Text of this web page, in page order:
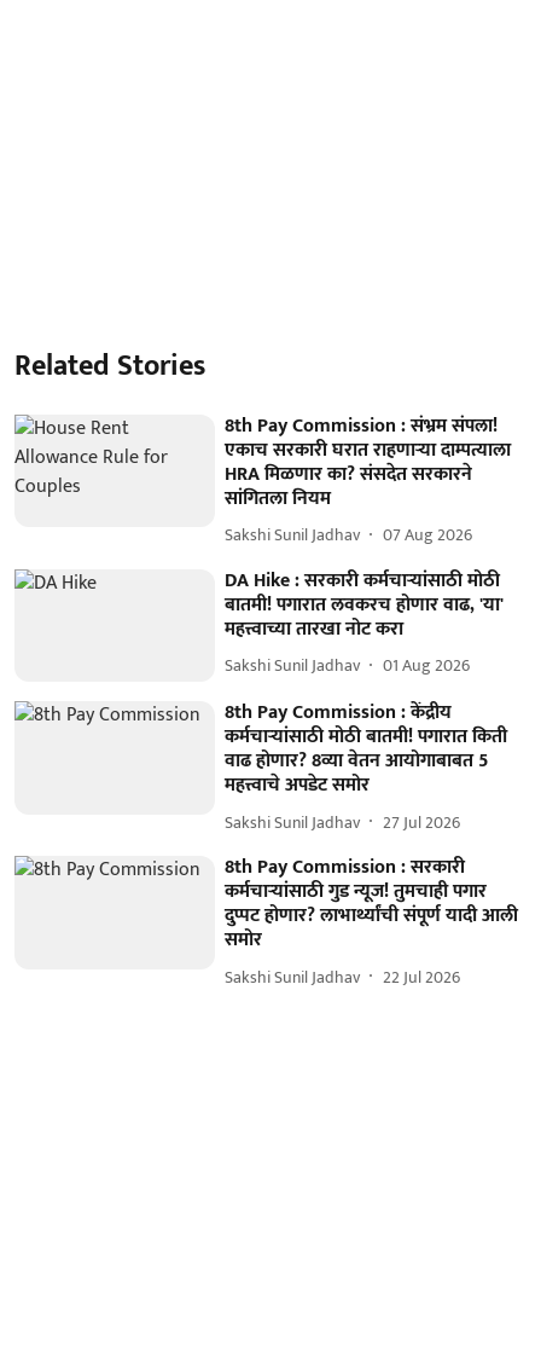
Related Stories
8th Pay Commission : संभ्रम संपला!
एकाच सरकारी घरात राहणाऱ्या दाम्पत्याला
HRA मिळणार का? संसदेत सरकारने
सांगितला नियम
Sakshi Sunil Jadhav 07 Aug 2026
DA Hike : सरकारी कर्मचाऱ्यांसाठी मोठी
बातमी! पगारात लवकरच होणार वाढ, 'या'
महत्त्वाच्या तारखा नोट करा
Sakshi Sunil Jadhav 01 Aug 2026
8th Pay Commission : केंद्रीय
कर्मचाऱ्यांसाठी मोठी बातमी! पगारात किती
वाढ होणार? 8व्या वेतन आयोगाबाबत 5
महत्त्वाचे अपडेट समोर
Sakshi Sunil Jadhav 27 Jul 2026
8th Pay Commission : सरकारी
कर्मचाऱ्यांसाठी गुड न्यूज! तुमचाही पगार
दुप्पट होणार? लाभार्थ्यांची संपूर्ण यादी आली
समोर
Sakshi Sunil Jadhav 22 Jul 2026